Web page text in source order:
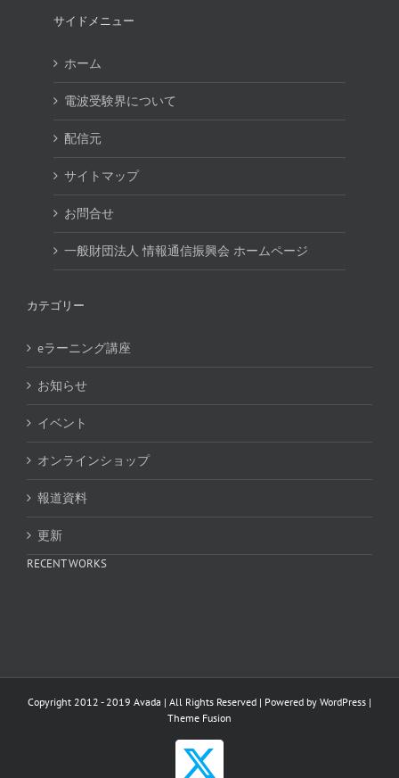
サイドメニュー
ホーム
電波受験界について
配信元
サイトマップ
お問合せ
一般財団法人 情報通信振興会 ホームページ
カテゴリー
eラーニング講座
お知らせ
イベント
オンラインショップ
報道資料
更新
RECENT WORKS
Copyright 2012 - 2019 Avada | All Rights Reserved | Powered by WordPress |
Theme Fusion